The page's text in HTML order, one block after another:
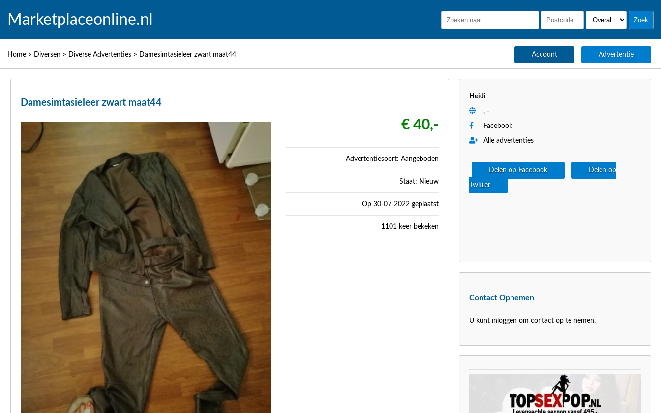
Marketplaceonline.nl
Home > Diversen > Diverse Advertenties > Damesimtasieleer zwart maat44 Account Advertentie
Damesimtasieleer zwart maat44
€ 40,-
Advertentiesoort: Aangeboden
Staat: Nieuw
Op 30-07-2022 geplaatst
1101 keer bekeken
Heidi
, -
Facebook
Alle advertenties
Delen op Facebook Delen op
Twitter
Contact Opnemen
U kunt inloggen om contact op te nemen.